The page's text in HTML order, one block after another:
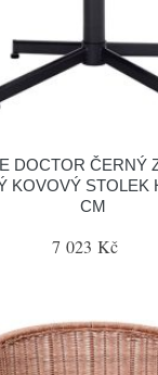
DOCTOR ČERNÝ
KOVOVÝ STOLEK
CM
7 023 Kč